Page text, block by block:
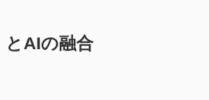
とAIの融合